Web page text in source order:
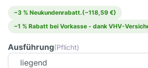
−3 % Neukundenrabatt.(−118,59 €)
−1 % Rabatt bei Vorkasse - dank VHV-
Ausführung(Pflicht)